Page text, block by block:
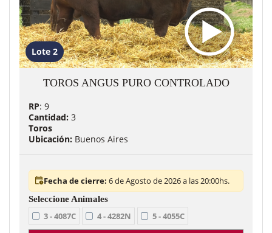
Lote 2
TOROS ANGUS PURO CONTROLADO
RP: 9
Cantidad: 3
Toros
Ubicación: Buenos Aires
Fecha de cierre: 6 de Agosto de 2026 a las 20:00hs.
3 - 4087C 4 - 4282N 5 - 4055C